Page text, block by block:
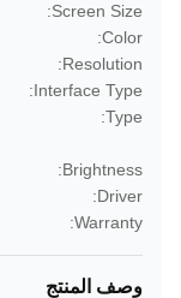
Screen Size:
Color:
Resolution:
Interface Type:
Type:
Brightness:
Driver:
Warranty:
وصف المنتج